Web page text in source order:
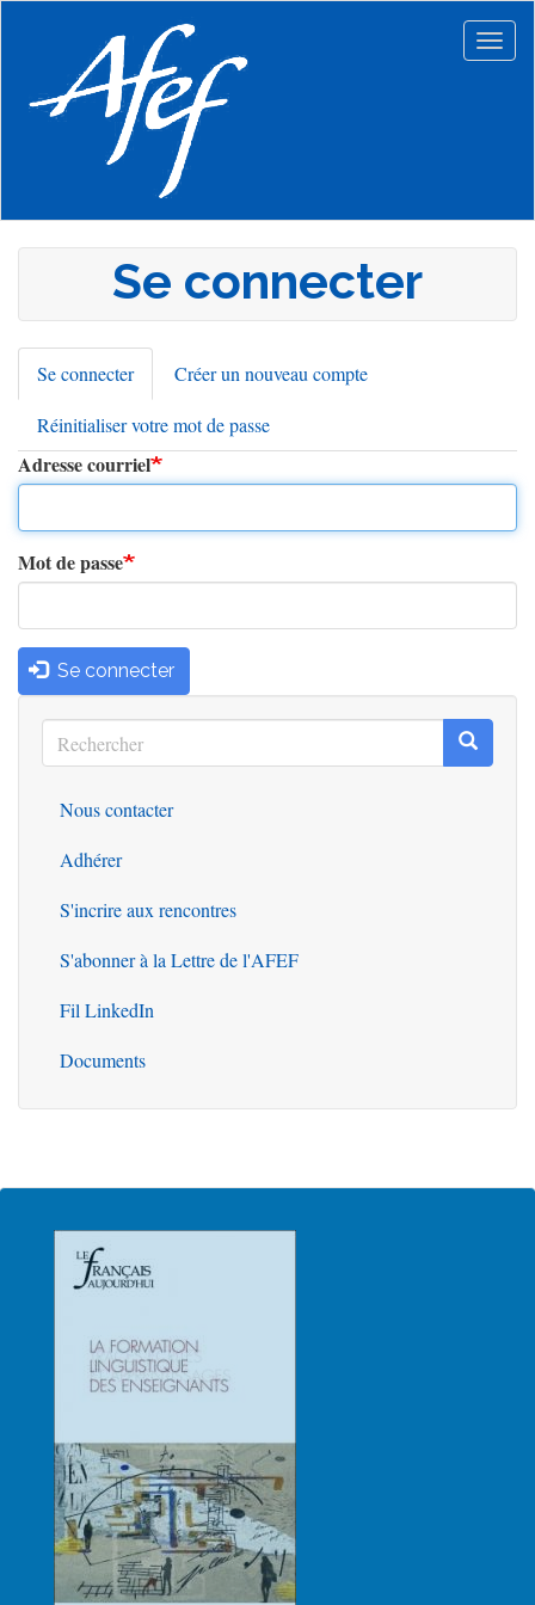
principal
Se connecter
Onglets
principaux
Se connecter(onglet
actif)
Créer un nouveau compte
Réinitialiser votre mot de passe
Adresse courriel
Mot de passe
Se connecter
Rechercher
Rechercher
Outils
Nous contacter
Adhérer
S'incrire aux rencontres
S'abonner à la Lettre de l'AFEF
Fil LinkedIn
Documents